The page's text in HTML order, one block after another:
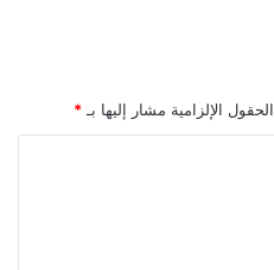
الحقول الإلزامية مشار إليها بـ *